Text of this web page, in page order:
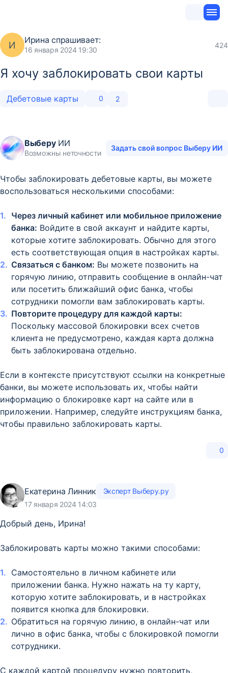
И Ирина спрашивает:
16 января 2024 19:30
424
Я хочу заблокировать свои карты
Дебетовые карты 0 2
ВыберуИИ
Возможны неточности
Задать свой вопрос Выберу ИИ
Чтобы заблокировать дебетовые карты, вы можете
воспользоваться несколькими способами:
Через личный кабинет или мобильное приложение
банка: Войдите в свой аккаунт и найдите карты,
которые хотите заблокировать. Обычно для этого
есть соответствующая опция в настройках карты.
Связаться с банком: Вы можете позвонить на
горячую линию, отправить сообщение в онлайн-чат
или посетить ближайший офис банка, чтобы
сотрудники помогли вам заблокировать карты.
Повторите процедуру для каждой карты:
Поскольку массовой блокировки всех счетов
клиента не предусмотрено, каждая карта должна
быть заблокирована отдельно.
Если в контексте присутствуют ссылки на конкретные
банки, вы можете использовать их, чтобы найти
информацию о блокировке карт на сайте или в
приложении. Например, следуйте инструкциям банка,
чтобы правильно заблокировать карты.
0
Екатерина Линник
Эксперт Выберу.ру
17 января 2024 14:03
Добрый день, Ирина!
Заблокировать карты можно такими способами:
Самостоятельно в личном кабинете или
приложении банка. Нужно нажать на ту карту,
которую хотите заблокировать, и в настройках
появится кнопка для блокировки.
Обратиться на горячую линию, в онлайн-чат или
лично в офис банка, чтобы с блокировкой помогли
сотрудники.
С каждой картой процедуру нужно повторить,